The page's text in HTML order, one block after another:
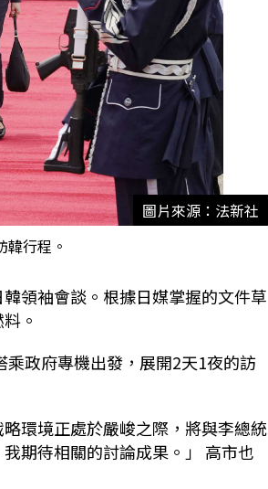
圖片來源：法新社
行程。
領袖會談。根據日媒掌握的文件草
。
政府專機出發，展開2天1夜的訪
環境正處於嚴峻之際，將與李總統
期待相關的討論成果。」 高市也